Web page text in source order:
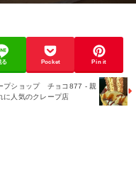
る Pocket Pin it
プショップ チョコ877 - 親
に人気のクレープ店